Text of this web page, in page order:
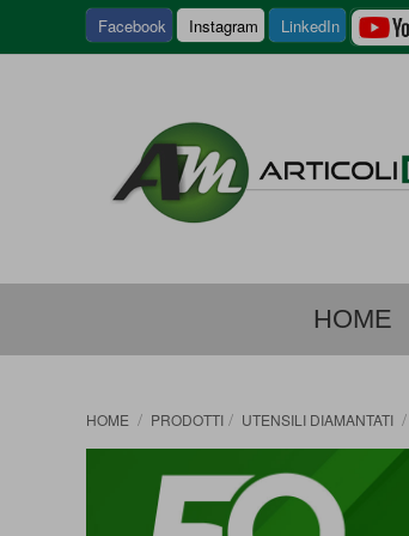
Facebook Instagram LinkedIn
HOME
HOME PRODOTTI UTENSILI DIAMANTATI